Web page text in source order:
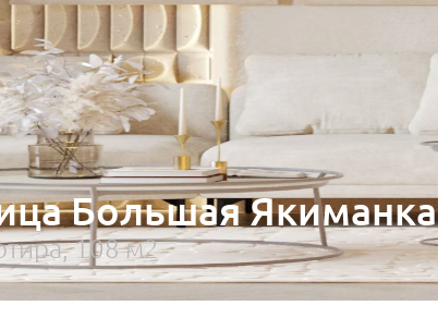
Большая Якиманка
108 м2